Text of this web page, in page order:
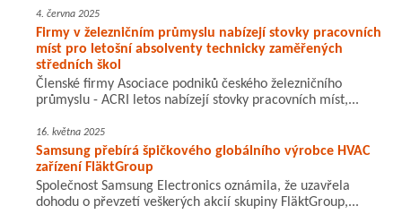
4. června 2025
Firmy v železničním průmyslu nabízejí stovky pracovních
míst pro letošní absolventy technicky zaměřených
středních škol
Členské firmy Asociace podniků českého železničního
průmyslu - ACRI letos nabízejí stovky pracovních míst,...
16. května 2025
Samsung přebírá špičkového globálního výrobce HVAC
zařízení FläktGroup
Společnost Samsung Electronics oznámila, že uzavřela
dohodu o převzetí veškerých akcií skupiny FläktGroup,...